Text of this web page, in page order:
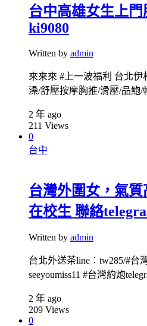
台中高雄女生上
ki9080
Written by admin
來來來 #上一波福利 台北伊
澡/舒壓按摩胸推/滑壓/品鮑/
2 年 ago
211 Views
0
台中
台灣外圍女，氣
在校生 聯絡
Written by admin
台北外送茶line：tw285/#台
seeyoumiss11 #台灣約炮
2 年 ago
209 Views
0